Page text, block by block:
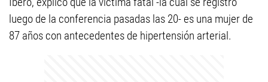
luego de la conferencia pasadas las 20- es una mujer de
87 años con antecedentes de hipertensión arterial.